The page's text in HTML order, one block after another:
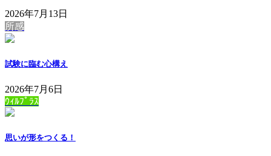
2026年7月13日
所感
試験に臨む心構え
2026年7月6日
ｳｨﾙﾌﾟﾗｽ
思いが形をつくる！